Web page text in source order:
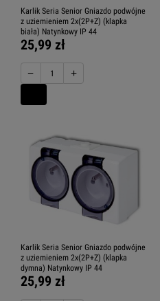
Karlik Seria Senior Gniazdo podwójne
z uziemieniem 2x(2P+Z) (klapka
biała) Natynkowy IP 44
25,99 zł
− +
Karlik Seria Senior Gniazdo podwójne
z uziemieniem 2x(2P+Z) (klapka
dymna) Natynkowy IP 44
25,99 zł